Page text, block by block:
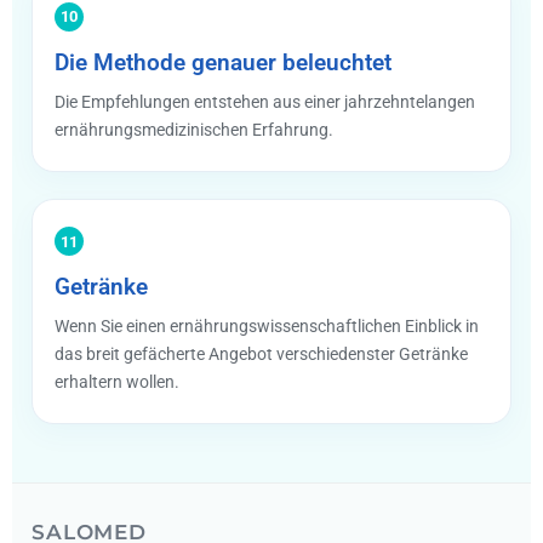
10
Die Methode genauer beleuchtet
Die Empfehlungen entstehen aus einer jahrzehntelangen
ernährungsmedizinischen Erfahrung.
11
Getränke
Wenn Sie einen ernährungswissenschaftlichen Einblick in
das breit gefächerte Angebot verschiedenster Getränke
erhaltern wollen.
SALOMED